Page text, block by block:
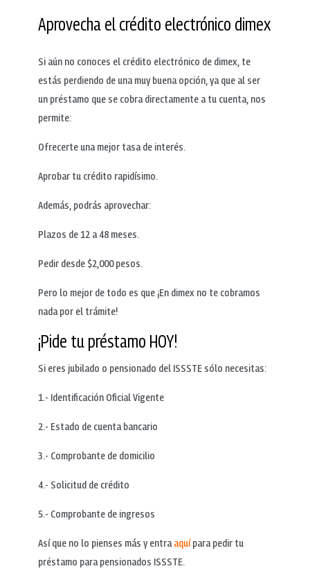
Aprovecha el crédito electrónico dimex
Si aún no conoces el crédito electrónico de dimex, te
estás perdiendo de una muy buena opción, ya que al ser
un préstamo que se cobra directamente a tu cuenta, nos
permite:
Ofrecerte una mejor tasa de interés.
Aprobar tu crédito rapidísimo.
Además, podrás aprovechar:
Plazos de 12 a 48 meses.
Pedir desde $2,000 pesos.
Pero lo mejor de todo es que ¡En dimex no te cobramos
nada por el trámite!
¡Pide tu préstamo HOY!
Si eres jubilado o pensionado del ISSSTE sólo necesitas:
1.- Identificación Oficial Vigente
2.- Estado de cuenta bancario
3.- Comprobante de domicilio
4.- Solicitud de crédito
5.- Comprobante de ingresos
Así que no lo pienses más y entra aquípara pedir tu
préstamo para pensionados ISSSTE.